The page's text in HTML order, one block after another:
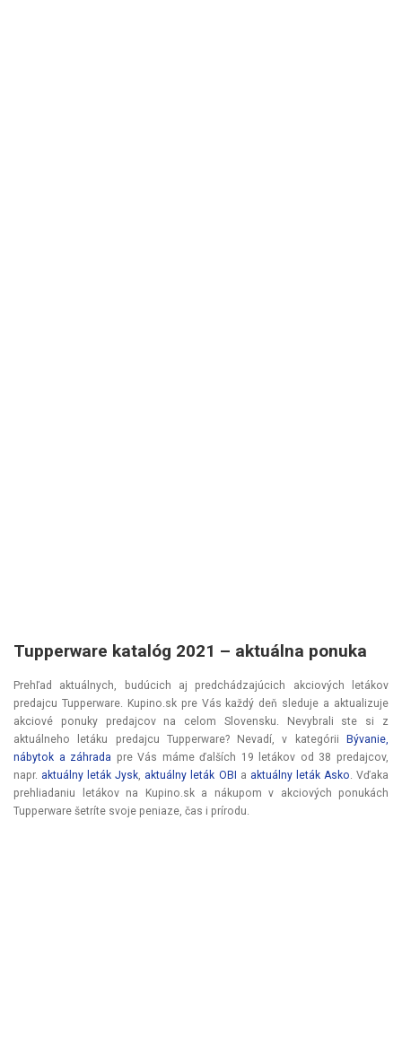
Tupperware katalóg 2021 – aktuálna ponuka
Prehľad aktuálnych, budúcich aj predchádzajúcich akciových letákov
predajcu Tupperware. Kupino.sk pre Vás každý deň sleduje a aktualizuje
akciové ponuky predajcov na celom Slovensku. Nevybrali ste si z
aktuálneho letáku predajcu Tupperware? Nevadí, v kategórii
Bývanie,
nábytok a záhrada pre Vás máme ďalších 19 letákov od 38 predajcov,
napr. aktuálny leták Jysk, aktuálny leták OBI a aktuálny leták Asko. Vďaka
prehliadaniu letákov na Kupino.sk a nákupom v akciových ponukách
Tupperware šetríte svoje peniaze, čas i prírodu.